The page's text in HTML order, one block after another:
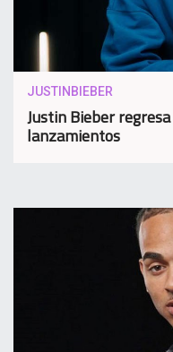
JUSTINBIEBER
Justin Bieber
lanzamientos